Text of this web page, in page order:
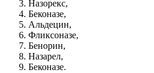
Назорекс,
Беконазе,
Альдецин,
Фликсоназе,
Бенорин,
Назарел,
Беконазе.